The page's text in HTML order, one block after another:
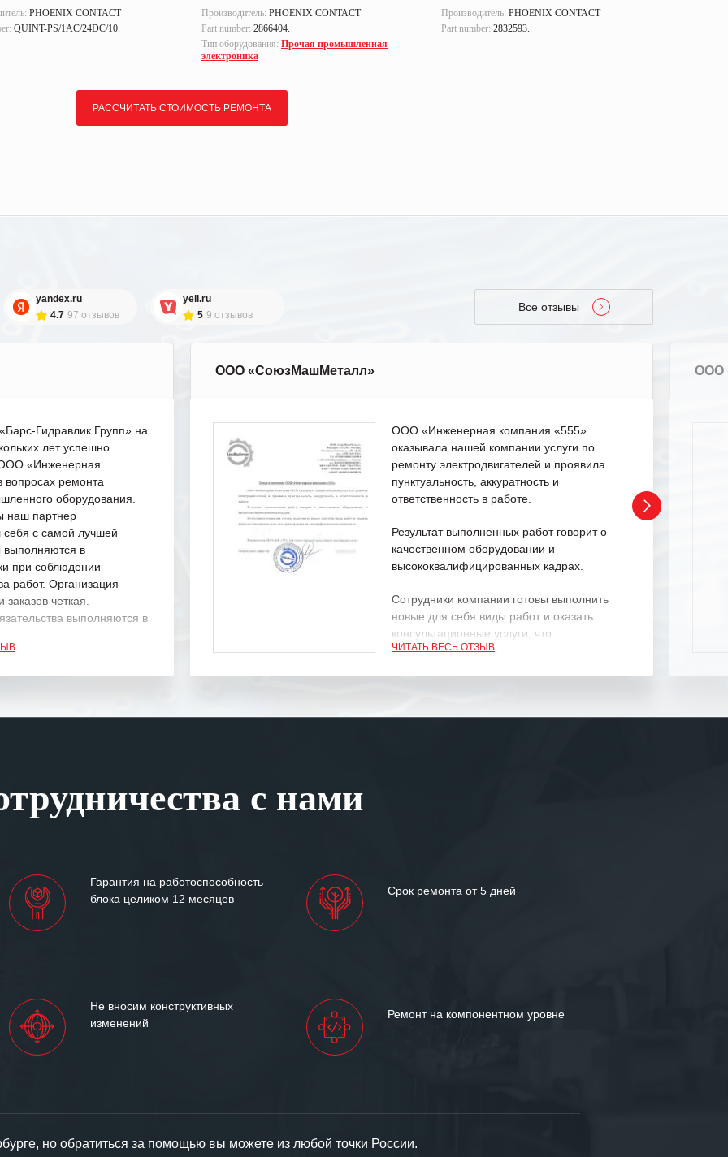
PHOENIX CONTACT
QUINT-PS/1AC/24DC/10.
Производитель: PHOENIX CONTACT
Part number: 2866404.
Тип оборудования: Прочая промышленная
электроника
Производитель: PHOENIX CONTACT
Part number: 2832593.
РАССЧИТАТЬ СТОИМОСТЬ РЕМОНТА
yandex.ru
4.7 97 отзывов
yell.ru
5 9 отзывов
Все отзывы
Гидравлик Групп» на
лет успешно
ООО «Инженерная
вопросах ремонта
оборудования.
наш партнер
себя с самой лучшей
выполняются в
при соблюдении
работ. Организация
четкая.
выполняются в
сложившиеся между
успеха и процветания.
ООО «СоюзМашМеталл»
ООО «Инженерная компания «555»
оказывала нашей компании услуги по
ремонту электродвигателей и проявила
пунктуальность, аккуратность и
ответственность в работе.
Результат выполненных работ говорит о
качественном оборудовании и
высококвалифицированных кадрах.
Сотрудники компании готовы выполнить
новые для себя виды работ и оказать
консультационные услуги, что
характеризует их как профессионалов
ответственного и надежного поставщика
ЧИТАТЬ ВЕСЬ ОТЗЫВ
ООО
с нами
Гарантия на работоспособность
блока целиком 12 месяцев
Срок ремонта от 5 дней
Не вносим конструктивных
изменений
Ремонт на компонентном уровне
но обратиться за помощью вы можете из любой точки России.